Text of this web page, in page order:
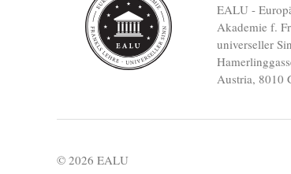
EALU -
Akademie f.
universeller
Austria, 8010
© 2026 EALU